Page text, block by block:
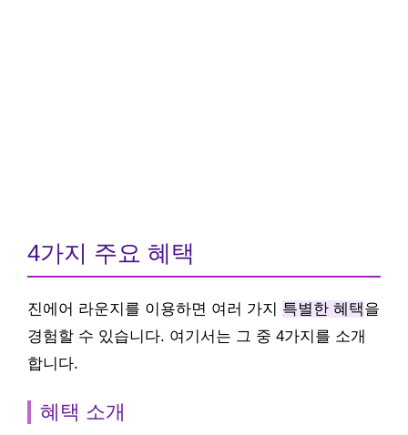
4가지 주요 혜택
진에어 라운지를 이용하면 여러 가지 특별한 혜택을
경험할 수 있습니다. 여기서는 그 중 4가지를 소개
합니다.
혜택 소개